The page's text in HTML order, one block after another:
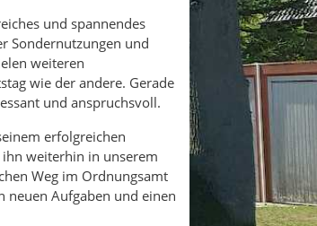
und spannendes
Sondernutzungen und
weiteren
wie der andere. Gerade
und anspruchsvoll.
erfolgreichen
weiterhin in unserem
Weg im Ordnungsamt
neuen Aufgaben und einen